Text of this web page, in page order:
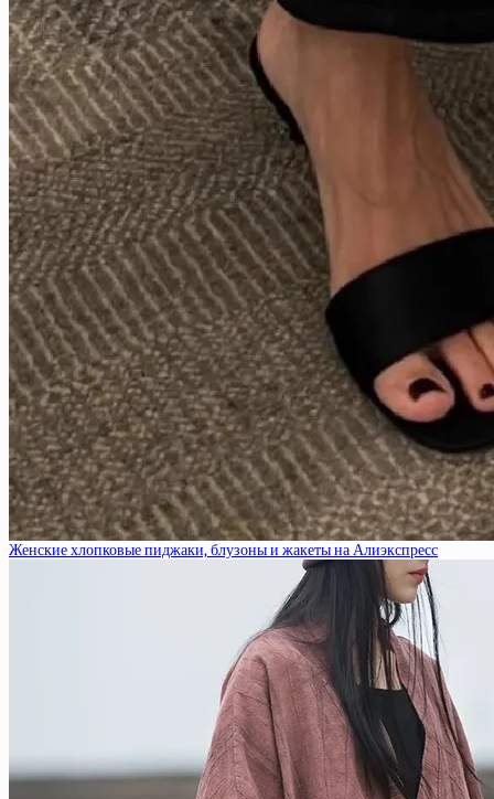
Женские хлопковые пиджаки, блузоны и жакеты на Алиэкспресс